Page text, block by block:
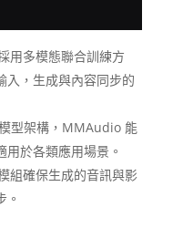
用多模態聯合訓練方
入，生成與內容同步的
型架構，MMAudio 能
於各類應用場景。
組確保生成的音訊與影
。